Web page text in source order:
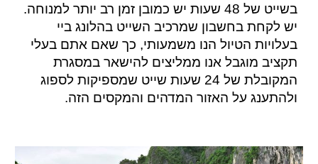
בשייט של 48 שעות יש כמובן זמן רב יותר למנוחה.
יש לקחת בחשבון שמרכיב השייט בהלונג ביי
בעלויות הטיול הנו משמעותי, כך שאם אתם בעלי
תקציב מוגבל אנו ממליצים להישאר במסגרת
המקובלת של 24 שעות שייט שמספיקות לספוג
ולהתענג על האזור המדהים והמקסים הזה.